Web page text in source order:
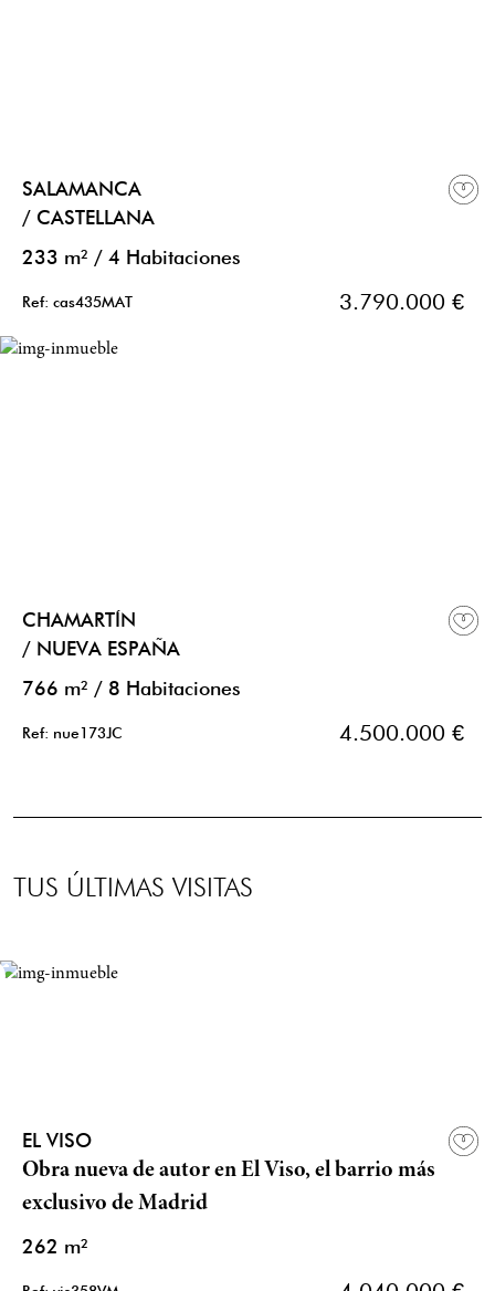
SALAMANCA
/ CASTELLANA
233 m² / 4 Habitaciones
Ref: cas435MAT 3.790.000 €
CHAMARTÍN
/ NUEVA ESPAÑA
766 m² / 8 Habitaciones
Ref: nue173JC 4.500.000 €
TUS ÚLTIMAS VISITAS
EL VISO
Obra nueva de autor en El Viso, el barrio más
exclusivo de Madrid
262 m²